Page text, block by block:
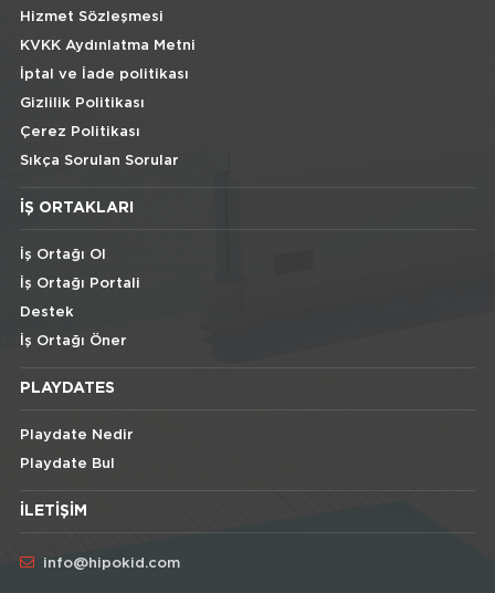
Hizmet Sözleşmesi
KVKK Aydınlatma Metni
İptal ve İade politikası
Gizlilik Politikası
Çerez Politikası
Sıkça Sorulan Sorular
İŞ ORTAKLARI
İş Ortağı Ol
İş Ortağı Portali
Destek
İş Ortağı Öner
PLAYDATES
Playdate Nedir
Playdate Bul
İLETIŞIM
info@hipokid.com